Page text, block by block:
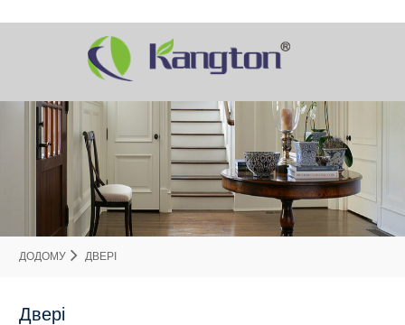
ДОДОМУ ДВЕРІ
Двері